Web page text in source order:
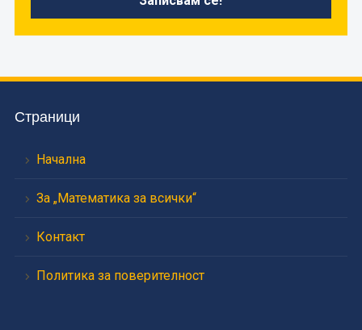
Страници
Начална
За „Математика за всички“
Контакт
Политика за поверителност